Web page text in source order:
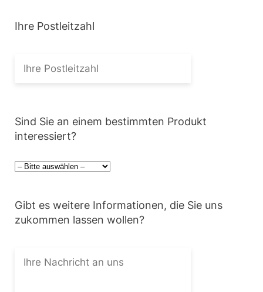
Ihre Postleitzahl
Sind Sie an einem bestimmten Produkt
interessiert?
Gibt es weitere Informationen, die Sie uns
zukommen lassen wollen?